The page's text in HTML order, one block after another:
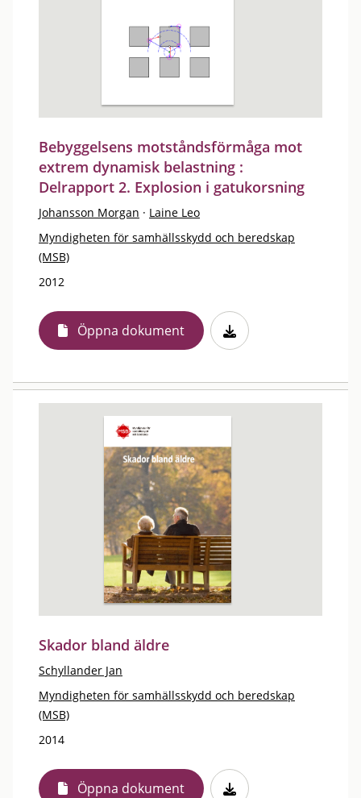
Bebyggelsens motståndsförmåga mot
extrem dynamisk belastning :
Delrapport 2. Explosion i gatukorsning
Johansson Morgan · Laine Leo
Myndigheten för samhällsskydd och beredskap
(MSB)
2012
Öppna dokument
Skador bland äldre
Schyllander Jan
Myndigheten för samhällsskydd och beredskap
(MSB)
2014
Öppna dokument